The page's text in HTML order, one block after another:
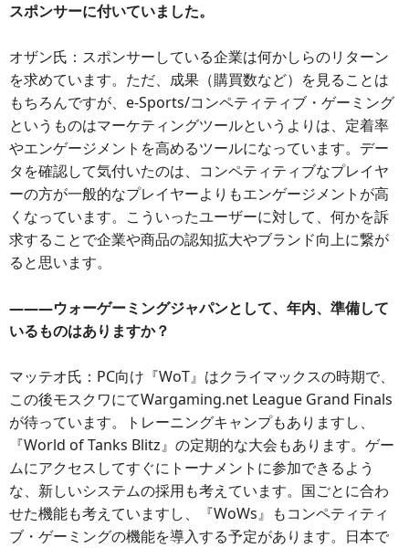
スポンサーに付いていました。
オザン氏：スポンサーしている企業は何かしらのリターン
を求めています。ただ、成果（購買数など）を見ることは
もちろんですが、e-Sports/コンペティティブ・ゲーミング
というものはマーケティングツールというよりは、定着率
やエンゲージメントを高めるツールになっています。デー
タを確認して気付いたのは、コンペティティブなプレイヤ
ーの方が一般的なプレイヤーよりもエンゲージメントが高
くなっています。こういったユーザーに対して、何かを訴
求することで企業や商品の認知拡大やブランド向上に繋が
ると思います。
―――ウォーゲーミングジャパンとして、年内、準備して
いるものはありますか？
マッテオ氏：PC向け『WoT』はクライマックスの時期で、
この後モスクワにてWargaming.net League Grand Finals
が待っています。トレーニングキャンプもありますし、
『World of Tanks Blitz』の定期的な大会もあります。ゲー
ムにアクセスしてすぐにトーナメントに参加できるよう
な、新しいシステムの採用も考えています。国ごとに合わ
せた機能も考えていますし、『WoWs』もコンペティティ
ブ・ゲーミングの機能を導入する予定があります。日本で